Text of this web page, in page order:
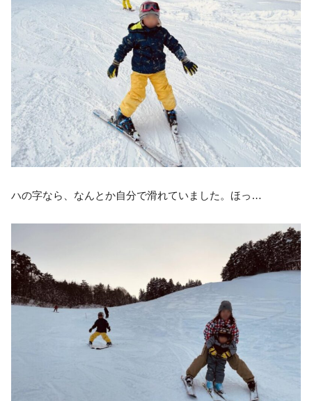
ハの字なら、なんとか自分で滑れていました。ほっ…